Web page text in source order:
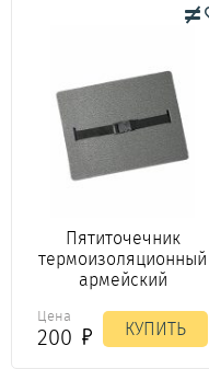
Пятиточечник
термоизоляционный
армейский
Цена
200 КУПИТЬ